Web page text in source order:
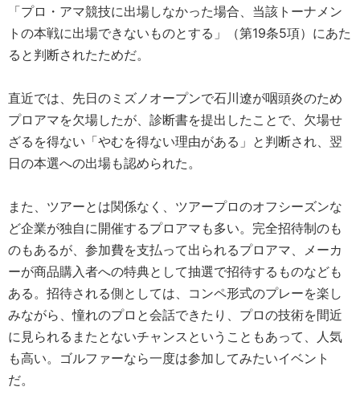
「プロ・アマ競技に出場しなかった場合、当該トーナメン
トの本戦に出場できないものとする」（第19条5項）にあた
ると判断されたためだ。
直近では、先日のミズノオープンで石川遼が咽頭炎のため
プロアマを欠場したが、診断書を提出したことで、欠場せ
ざるを得ない「やむを得ない理由がある」と判断され、翌
日の本選への出場も認められた。
また、ツアーとは関係なく、ツアープロのオフシーズンな
ど企業が独自に開催するプロアマも多い。完全招待制のも
のもあるが、参加費を支払って出られるプロアマ、メーカ
ーが商品購入者への特典として抽選で招待するものなども
ある。招待される側としては、コンペ形式のプレーを楽し
みながら、憧れのプロと会話できたり、プロの技術を間近
に見られるまたとないチャンスということもあって、人気
も高い。ゴルファーなら一度は参加してみたいイベント
だ。